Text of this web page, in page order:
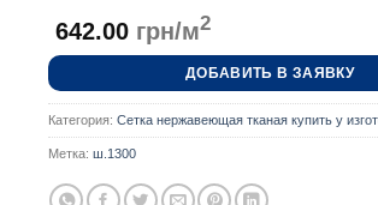
642.00 грн/м2
ДОБАВИТЬ В ЗАЯВКУ
Категория: Сетка нержавеющая тканая купить у
Метка: ш.1300